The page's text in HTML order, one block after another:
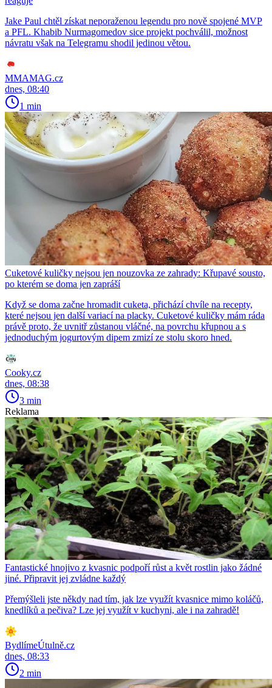
Jake Paul chtěl získat neporaženou legendu pro nově spojené MVP
a PFL. Khabib Nurmagomedov sice projekt pochválil, možnost
návratu však na Telegramu shodil jedinou větou.
MMAMAG.cz
dnes, 08:40
1 min
Cuketové kuličky nejsou jen nouzovka ze zahrady: Křupavé sousto,
po kterém se doma jen zapráší
Když se doma začne hromadit cuketa, přichází chvíle na recepty,
které nejsou jen další variací na placky. Cuketové kuličky mám ráda
právě proto, že uvnitř zůstanou vláčné, na povrchu křupnou a s
jednoduchým jogurtovým dipem zmizí ze stolu skoro hned.
Cooky.cz
dnes, 08:38
3 min
Reklama
Fantastické hnojivo z kvasnic podpoří růst a květ rostlin jako žádné
jiné. Připravit jej zvládne každý
Přemýšleli jste někdy nad tím, jak lze využít kvasnice mimo koláčů,
knedlíků a pečiva? Lze jej využít v kuchyni, ale i na zahradě!
BydlímeÚtulně.cz
dnes, 08:33
2 min